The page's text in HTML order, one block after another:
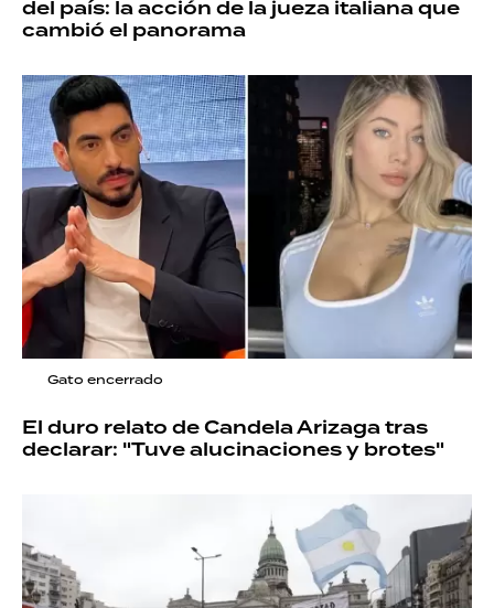
del país: la acción de la jueza italiana que
cambió el panorama
Gato encerrado
El duro relato de Candela Arizaga tras
declarar: "Tuve alucinaciones y brotes"